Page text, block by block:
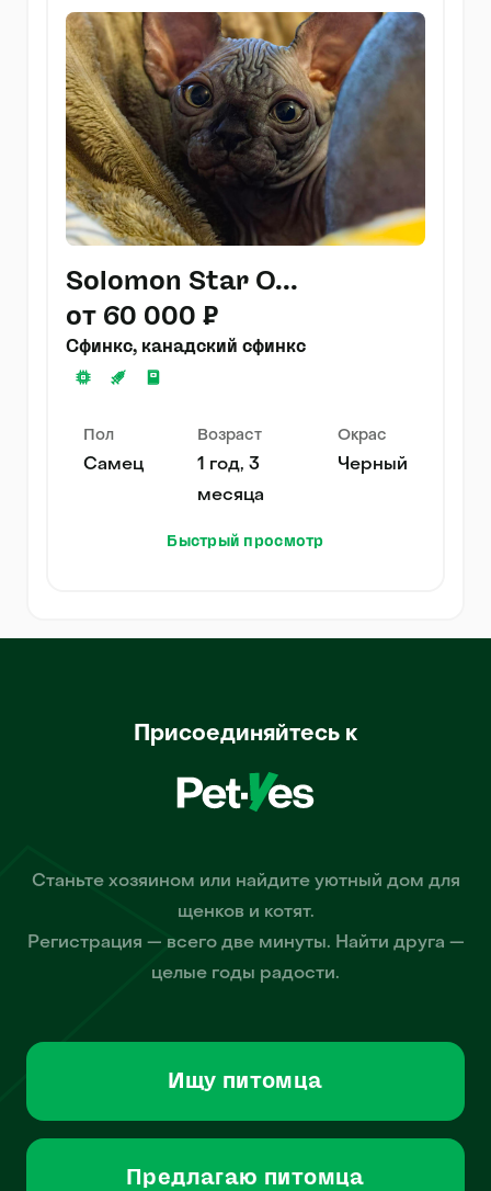
Solomon Star O...
от 60 000 ₽
Сфинкс, канадский сфинкс
Пол
Самец
Возраст
1 год, 3
месяца
Окрас
Черный
Быстрый просмотр
Присоединяйтесь к
Станьте хозяином или найдите уютный дом для
щенков и котят.
Регистрация — всего две минуты. Найти друга —
целые годы радости.
Ищу питомца
Предлагаю питомца